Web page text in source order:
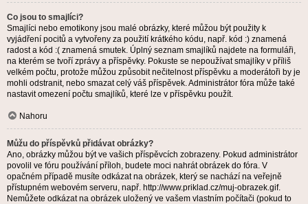
Co jsou to smajlíci?
Smajlíci nebo emotikony jsou malé obrázky, které můžou být použity k
vyjádření pocitů a vytvořeny za použití krátkého kódu, např. kód :) znamená
radost a kód :( znamená smutek. Úplný seznam smajlíků najdete na formuláři,
na kterém se tvoří zprávy a příspěvky. Pokuste se nepoužívat smajlíky v příliš
velkém počtu, protože můžou způsobit nečitelnost příspěvku a moderátoři by je
mohli odstranit, nebo smazat celý váš příspěvek. Administrátor fóra může také
nastavit omezení počtu smajlíků, které lze v příspěvku použít.
Nahoru
Můžu do příspěvků přidávat obrázky?
Ano, obrázky můžou být ve vašich příspěvcích zobrazeny. Pokud administrátor
povolil ve fóru používání příloh, budete moci nahrát obrázek do fóra. V
opačném případě musíte odkázat na obrázek, který se nachází na veřejně
přístupném webovém serveru, např. http://www.priklad.cz/muj-obrazek.gif.
Nemůžete odkázat na obrázek uložený ve vašem vlastním počítači (pokud to